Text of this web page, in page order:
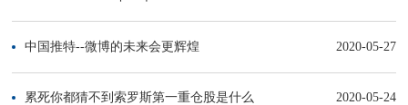
中国推特--微博的未来会更辉煌 2020-05-27
累死你都猜不到索罗斯第一重仓股是什么 2020-05-24